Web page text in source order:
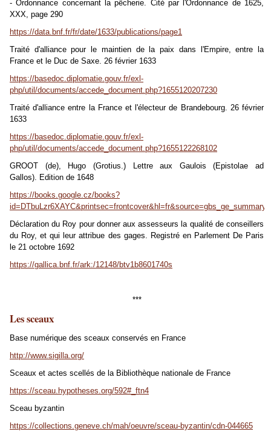
- Ordonnance concernant la pêcherie. Cité par l'Ordonnance de 1625,
XXX, page 290
https://data.bnf.fr/fr/date/1633/publications/page1
Traité d'alliance pour le maintien de la paix dans l'Empire, entre la
France et le Duc de Saxe. 26 février 1633
https://basedoc.diplomatie.gouv.fr/exl-
php/util/documents/accede_document.php?1655120207230
Traité d'alliance entre la France et l'électeur de Brandebourg. 26 février
1633
https://basedoc.diplomatie.gouv.fr/exl-
php/util/documents/accede_document.php?1655122268102
GROOT (de), Hugo (Grotius.) Lettre aux Gaulois (Epistolae ad
Gallos). Edition de 1648
https://books.google.cz/books?
Déclaration du Roy pour donner aux assesseurs la qualité de conseillers
du Roy, et qui leur attribue des gages. Registré en Parlement De Paris
le 21 octobre 1692
https://gallica.bnf.fr/ark:/12148/btv1b8601740s
***
Les sceaux
Base numérique des sceaux conservés en France
http://www.sigilla.org/
Sceaux et actes scellés de la Bibliothèque nationale de France
https://sceau.hypotheses.org/592#_ftn4
Sceau byzantin
https://collections.geneve.ch/mah/oeuvre/sceau-byzantin/cdn-044665